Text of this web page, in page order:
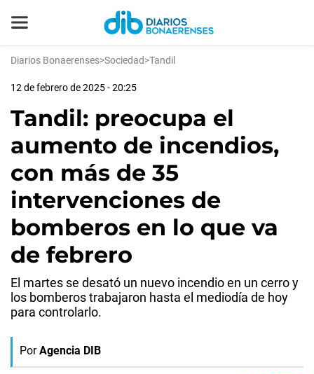
Diarios Bonaerenses>Sociedad>Tandil
12 de febrero de 2025 - 20:25
Tandil: preocupa el
aumento de incendios,
con más de 35
intervenciones de
bomberos en lo que va
de febrero
El martes se desató un nuevo incendio en un cerro y
los bomberos trabajaron hasta el mediodía de hoy
para controlarlo.
Por Agencia DIB